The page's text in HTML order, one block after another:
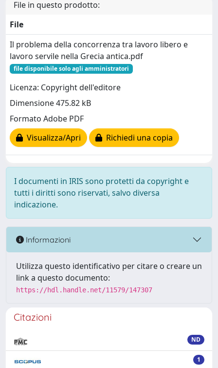
File in questo prodotto:
File
Il problema della concorrenza tra lavoro libero e
lavoro servile nella Grecia antica.pdf
file disponibile solo agli amministratori
Licenza: Copyright dell'editore
Dimensione 475.82 kB
Formato Adobe PDF
Visualizza/Apri
Richiedi una copia
I documenti in IRIS sono protetti da copyright e
tutti i diritti sono riservati, salvo diversa
indicazione.
Informazioni
Utilizza questo identificativo per citare o creare un
link a questo documento:
https://hdl.handle.net/11579/147307
Citazioni
ND
1